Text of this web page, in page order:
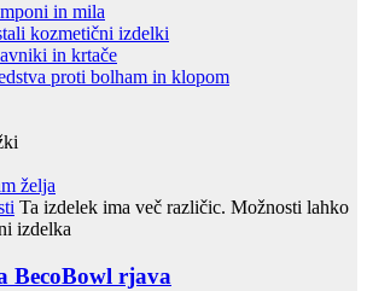
in mila
kozmetični izdelki
in krtače
proti bolham in klopom
želja
Ta izdelek ima več različic. Možnosti lahko
izdelka
BecoBowl rjava